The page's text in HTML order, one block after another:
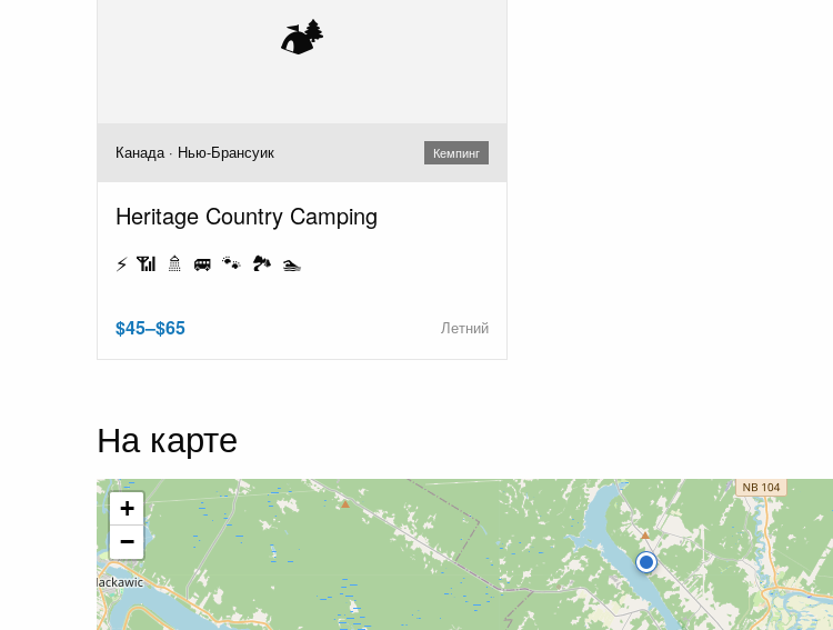
🏕️
Канада · Нью-Брансуик Кемпинг
Heritage Country Camping
⚡ 📶 🚿 🚐 🐾 🏞️ 🏊
$45–$65 Летний
На карте
+
−